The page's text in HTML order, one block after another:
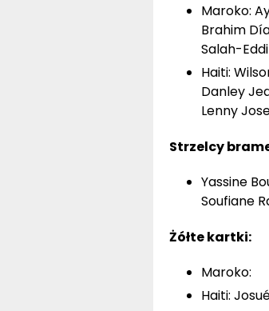
Maroko:
Brahim
Salah-
Haiti:
Danley
Lenny
Strzelcy
Yassine
Soufiane
Żółte kartki:
Maroko:
Haiti: